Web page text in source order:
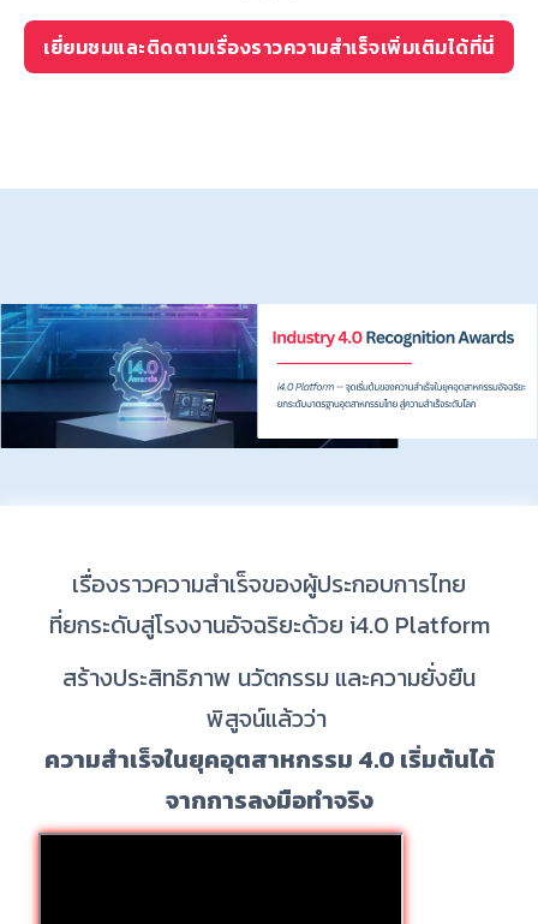
เยี่ยมชมและติดตามเรื่องราวความสำเร็จเพิ่มเติมได้ที่นี่
เรื่องราวความสำเร็จของผู้ประกอบการไทย
ที่ยกระดับสู่โรงงานอัจฉริยะด้วย i4.0 Platform
สร้างประสิทธิภาพ นวัตกรรม และความยั่งยืน
พิสูจน์แล้วว่า
ความสำเร็จในยุคอุตสาหกรรม 4.0 เริ่มต้นได้
จากการลงมือทำจริง